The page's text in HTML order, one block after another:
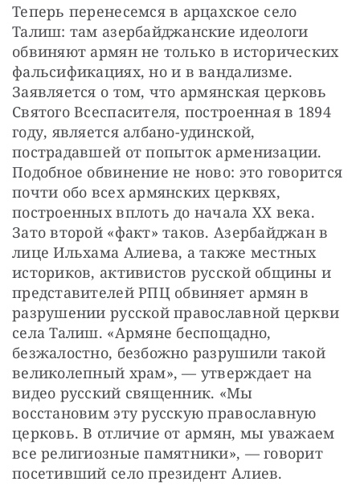
Теперь перенесемся в арцахское село
Талиш: там азербайджанские идеологи
обвиняют армян не только в исторических
фальсификациях, но и в вандализме.
Заявляется о том, что армянская церковь
Святого Всеспасителя, построенная в 1894
году, является албано-удинской,
пострадавшей от попыток арменизации.
Подобное обвинение не ново: это говорится
почти обо всех армянских церквях,
построенных вплоть до начала ХХ века.
Зато второй «факт» таков. Азербайджан в
лице Ильхама Алиева, а также местных
историков, активистов русской общины и
представителей РПЦ обвиняет армян в
разрушении русской православной церкви
села Талиш. «Армяне беспощадно,
безжалостно, безбожно разрушили такой
великолепный храм», — утверждает на
видео русский священник. «Мы
восстановим эту русскую православную
церковь. В отличие от армян, мы уважаем
все религиозные памятники», — говорит
посетивший село президент Алиев.